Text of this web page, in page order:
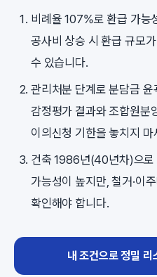
비례율 107%로 환급 가능
공사비 상승 시 환급 규모
수 있습니다.
관리처분 단계로 분담금
감정평가 결과와 조합원분
이의신청 기한을 놓치지 마
건축 1986년(40년차)으로
가능성이 높지만, 철거·이
확인해야 합니다.
내 조건으로 정밀